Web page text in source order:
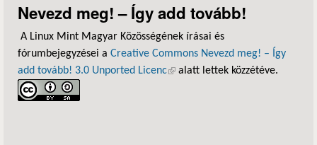
Nevezd meg! – Így add tovább!
A Linux Mint Magyar Közösségének írásai és
fórumbejegyzései a Creative Commons Nevezd meg! – Így
add tovább! 3.0 Unported Licenc(külső hivatkozás)
alatt lettek közzétéve.